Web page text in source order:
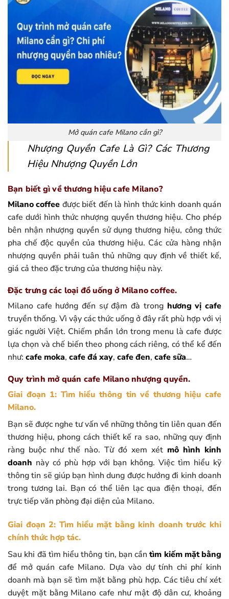
Mở quán cafe Milano cần gì?
Nhượng Quyền Cafe Là Gì? Các Thương
Hiệu Nhượng Quyền Lớn
Bạn biết gì về thương hiệu cafe Milano?
Milano coffee được biết đến là hình thức kinh doanh quán
cafe dưới hình thức nhượng quyền thương hiệu. Cho phép
bên nhận nhượng quyền sử dụng thương hiệu, công thức
pha chế độc quyền của thương hiệu. Các cửa hàng nhận
nhượng quyền phải tuân thủ những quy định về thiết kế,
giá cả theo đặc trưng của thương hiệu này.
Đặc trưng các loại đồ uống ở Milano coffee.
Milano cafe hướng đến sự đậm đà tronghương vị cafe
truyền thống. Vì vậy các thức uống ở đây rất phù hợp với vị
giác người Việt. Chiếm phần lớn trong menu là cafe được
lựa chọn và chế biến theo phong cách riêng, có thể kể đến
như: cafe moka, cafe đá xay, cafe đen, cafe sữa…
Quy trình mở quán cafe Milano nhượng quyền.
Giai đoạn 1: Tìm hiểu thông tin về thương hiệu cafe
Milano.
Bạn sẽ được nghe tư vấn về những thông tin liên quan đến
thương hiệu, phong cách thiết kế ra sao, những quy định
ràng buộc như thế nào. Từ đó xem xét mô hình kinh
doanh này có phù hợp với bạn không. Việc tìm hiểu kỹ
thông tin sẽ giúp bạn hình dung được hướng đi kinh doanh
trong tương lai. Bạn có thể liên lạc qua điện thoại, đến
trực tiếp văn phòng đại diện của Milano.
Giai đoạn 2: Tìm hiểu mặt bằng kinh doanh trước khi
chính thức hợp tác.
Sau khi đã tìm hiểu thông tin, bạn cầntìm kiếm mặt bằng
để mở quán cafe Milano. Dựa vào dự tính chi phí kinh
doanh mà bạn sẽ tìm mặt bằng phù hợp. Các tiêu chí xét
duyệt mặt bằng Milano cafe như mật độ dân cư, khoảng